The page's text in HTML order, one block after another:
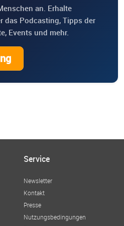
an. Erhalte
das Podcasting, Tipps der
Events und mehr.
Service
Newsletter
Kontakt
Presse
Nutzungsbedingungen